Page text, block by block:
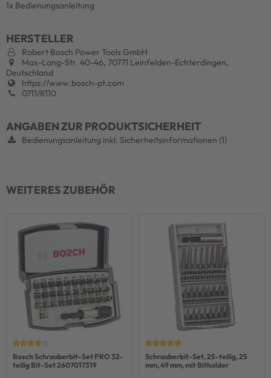
1x Bedienungsanleitung
HERSTELLER
Robert Bosch Power Tools GmbH
Max-Lang-Str. 40-46, 70771 Leinfelden-Echterdingen,
Deutschland
https://www.bosch-pt.com
0711/8110
ANGABEN ZUR PRODUKTSICHERHEIT
Bedienungsanleitung inkl. Sicherheitsinformationen (1)
WEITERES ZUBEHÖR
Bosch Schrauberbit-Set PRO 32-
teilig Bit-Set 2607017319
Schrauberbit-Set, 25-teilig, 25
mm, 49 mm, mit Bitholder